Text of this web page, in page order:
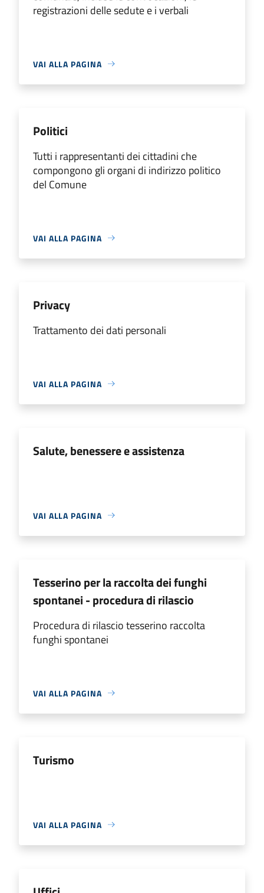
registrazioni delle sedute e i verbali
VAI ALLA PAGINA
Politici
Tutti i rappresentanti dei cittadini che
compongono gli organi di indirizzo politico
del Comune
VAI ALLA PAGINA
Privacy
Trattamento dei dati personali
VAI ALLA PAGINA
Salute, benessere e assistenza
VAI ALLA PAGINA
Tesserino per la raccolta dei funghi
spontanei - procedura di rilascio
Procedura di rilascio tesserino raccolta
funghi spontanei
VAI ALLA PAGINA
Turismo
VAI ALLA PAGINA